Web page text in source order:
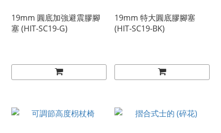
19mm 圓底加強避震膠腳
塞 (HIT-SC19-G)
19mm 特大圓底膠腳塞
(HIT-SC19-BK)